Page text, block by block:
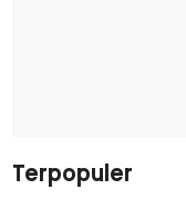
Terpopuler